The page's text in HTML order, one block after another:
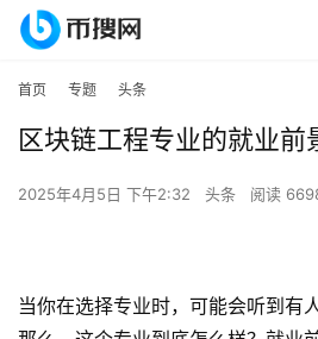
首页 专题 头条
区块链工程专业的就业前
2025年4月5日 下午2:32 头条 阅读
当你在选择专业时，可能会听到有